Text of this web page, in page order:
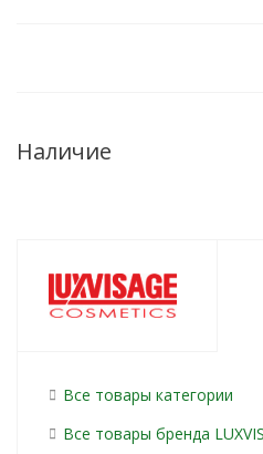
Наличие
Все товары категории
Все товары бренда